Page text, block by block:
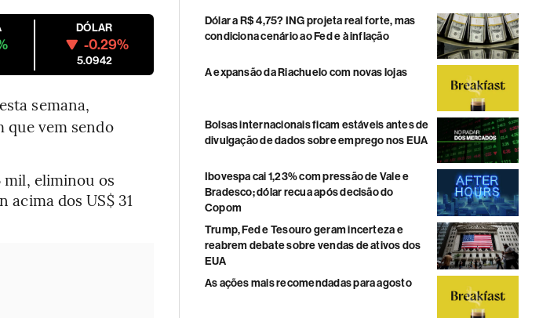
DÓLAR
-0.29%
5.0942
semana,
que vem sendo
mil, eliminou os
dos US$ 31
Dólar a R$ 4,75? ING projeta real forte, mas
condiciona cenário ao Fed e à inflação
A expansão da Riachuelo com novas lojas
Bolsas internacionais ficam estáveis antes de
divulgação de dados sobre emprego nos EUA
Ibovespa cai 1,23% com pressão de Vale e
Bradesco; dólar recua após decisão do
Copom
Trump, Fed e Tesouro geram incerteza e
reabrem debate sobre vendas de ativos dos
EUA
As ações mais recomendadas para agosto